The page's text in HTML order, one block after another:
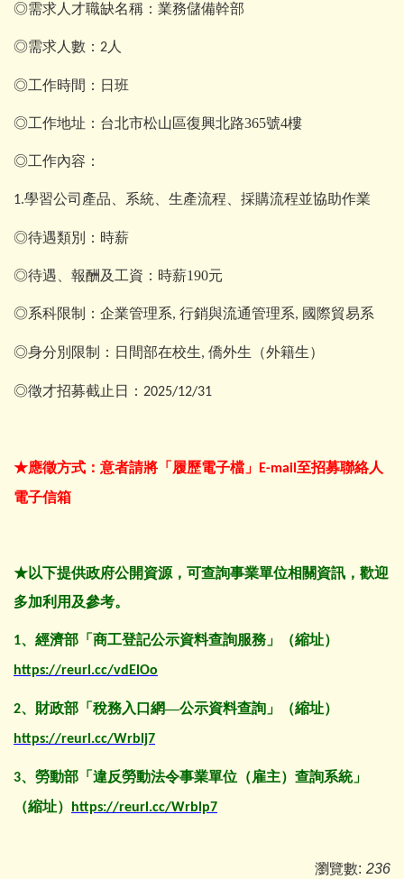
◎需求人才職缺名稱：業務儲備幹部
◎需求人數： 2 人
◎工作時間：日班
◎工作地址：台北市松山區復興北路365號4樓
◎工作內容：
1.學習公司產品、系統、生產流程、採購流程並協助作業
◎待遇類別：時薪
◎待遇、報酬及工資：時薪190元
◎系科限制：企業管理系, 行銷與流通管理系, 國際貿易系
◎身分別限制：日間部在校生, 僑外生（外籍生）
◎徵才招募截止日： 2025/12/31
★應徵方式：意者請將「履歷電子檔」 E-mail 至招募聯絡人
電子信箱
★以下提供政府公開資源，可查詢事業單位相關資訊，歡迎
多加利用及參考。
1、經濟部「商工登記公示資料查詢服務」（縮址）
https://reurl.cc/vdElOo
2、財政部「稅務入口網—公示資料查詢」（縮址）
https://reurl.cc/Wrblj7
3、勞動部「違反勞動法令事業單位（雇主）查詢系統」
（縮址）
https://reurl.cc/Wrblp7
瀏覽數: 236